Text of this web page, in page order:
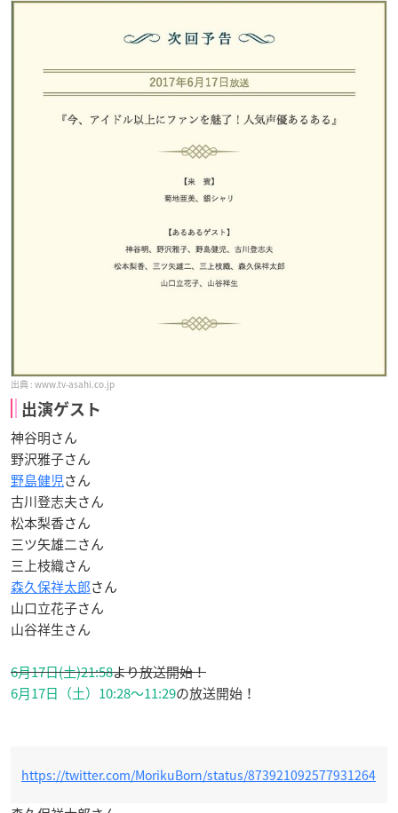
www.tv-asahi.co.jp
出演ゲスト
神谷明さん
野沢雅子さん
野島健児さん
古川登志夫さん
松本梨香さん
三ツ矢雄二さん
三上枝織さん
森久保祥太郎さん
山口立花子さん
山谷祥生さん
6月17日(土)21:58より放送開始！
6月17日（土）10:28～11:29の放送開始！
https://twitter.com/MorikuBorn/status/873921092577931264